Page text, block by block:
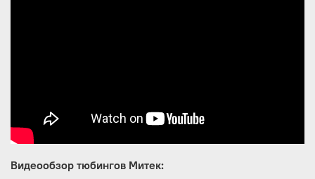
Видеообзор тюбингов Митек: